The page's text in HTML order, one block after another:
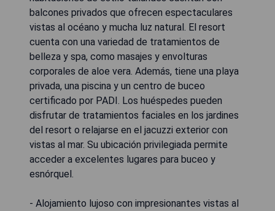
balcones privados que ofrecen espectaculares
vistas al océano y mucha luz natural. El resort
cuenta con una variedad de tratamientos de
belleza y spa, como masajes y envolturas
corporales de aloe vera. Además, tiene una playa
privada, una piscina y un centro de buceo
certificado por PADI. Los huéspedes pueden
disfrutar de tratamientos faciales en los jardines
del resort o relajarse en el jacuzzi exterior con
vistas al mar. Su ubicación privilegiada permite
acceder a excelentes lugares para buceo y
esnórquel.
- Alojamiento lujoso con impresionantes vistas al